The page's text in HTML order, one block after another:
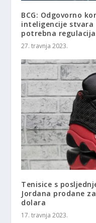
BCG: Odgovorno
inteligencije
potrebna regulacija
27. travnja 2023.
Tenisice s
Jordana prodane
dolara
17. travnja 2023.